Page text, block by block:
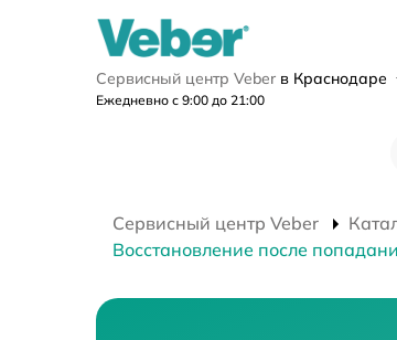
Сервисный центр Veber в Краснодаре
Ежедневно с 9:00 до 21:00
Сервисный центр Veber
Восстановление после